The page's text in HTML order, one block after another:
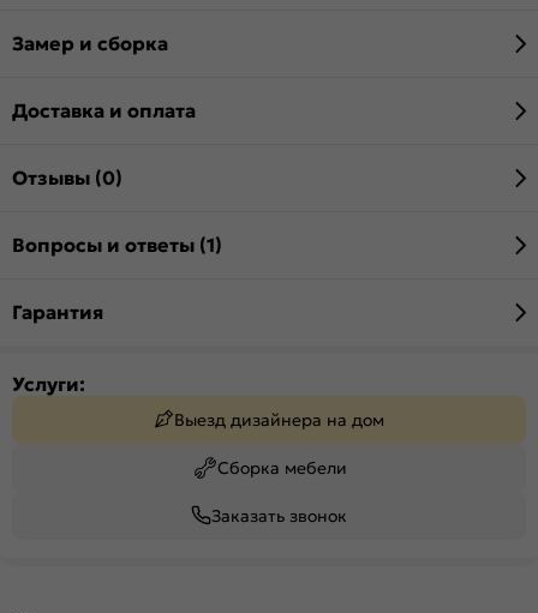
Замер и сборка
Доставка и оплата
Отзывы (0)
Вопросы и ответы (1)
Гарантия
Услуги:
Выезд дизайнера на дом
Сборка мебели
Заказать звонок